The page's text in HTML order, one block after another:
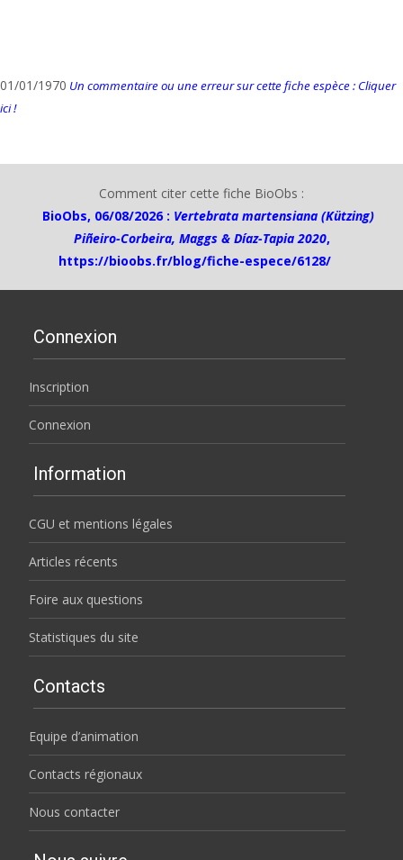
01/01/1970 Un commentaire ou une erreur sur cette fiche espèce : Cliquer
ici !
Comment citer cette fiche BioObs :
BioObs, 06/08/2026 : Vertebrata martensiana (Kützing)
Piñeiro-Corbeira, Maggs & Díaz-Tapia 2020,
https://bioobs.fr/blog/fiche-espece/6128/
Connexion
Inscription
Connexion
Information
CGU et mentions légales
Articles récents
Foire aux questions
Statistiques du site
Contacts
Equipe d’animation
Contacts régionaux
Nous contacter